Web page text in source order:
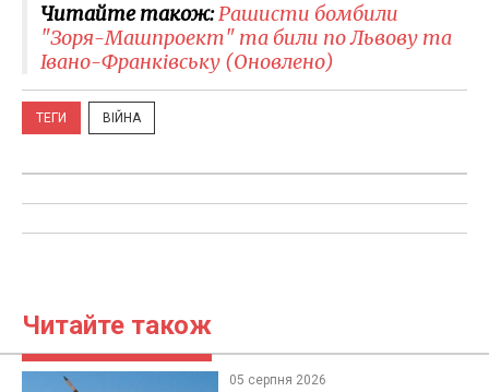
Читайте також:Рашисти бомбили
"Зоря-Машпроект" та били по Львову та
Івано-Франківську (Оновлено)
ТЕГИ ВІЙНА
Читайте також
05 серпня 2026